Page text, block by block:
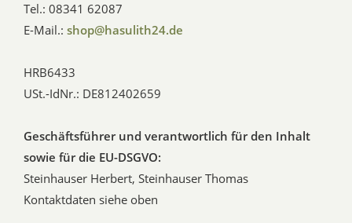
Tel.: 08341 62087
E-Mail.: shop@hasulith24.de
HRB6433
USt.-IdNr.: DE812402659
Geschäftsführer und verantwortlich für den Inhalt
sowie für die EU-DSGVO:
Steinhauser Herbert, Steinhauser Thomas
Kontaktdaten siehe oben